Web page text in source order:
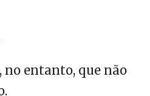
entanto, que não